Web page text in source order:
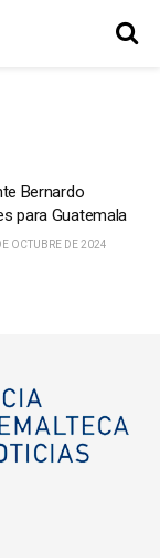
Bernardo
para Guatemala
OCTUBRE DE 2024